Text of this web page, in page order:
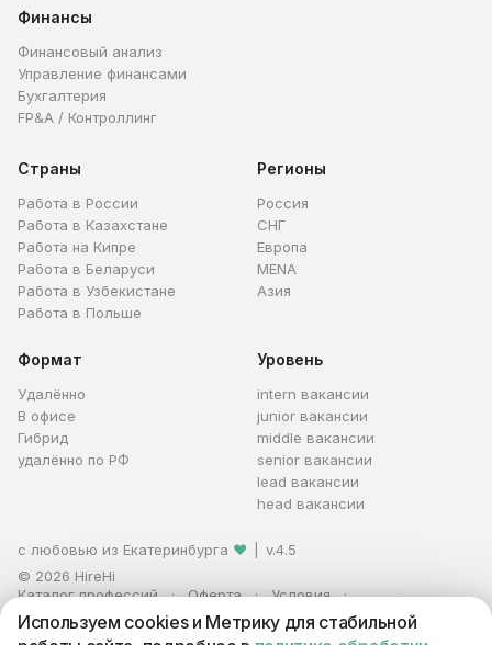
Финансы
Финансовый анализ
Управление финансами
Бухгалтерия
FP&A / Контроллинг
Страны
Работа в России
Работа в Казахстане
Работа на Кипре
Работа в Беларуси
Работа в Узбекистане
Работа в Польше
Регионы
Россия
СНГ
Европа
MENA
Азия
Формат
Удалённо
В офисе
Гибрид
удалённо по РФ
Уровень
intern вакансии
junior вакансии
middle вакансии
senior вакансии
lead вакансии
head вакансии
с любовью из Екатеринбурга ❤
v.4.5
© 2026 HireHi
Каталог профессий
Оферта
Условия
Персональные данные
Реклама
Используем cookies и Метрику для стабильной